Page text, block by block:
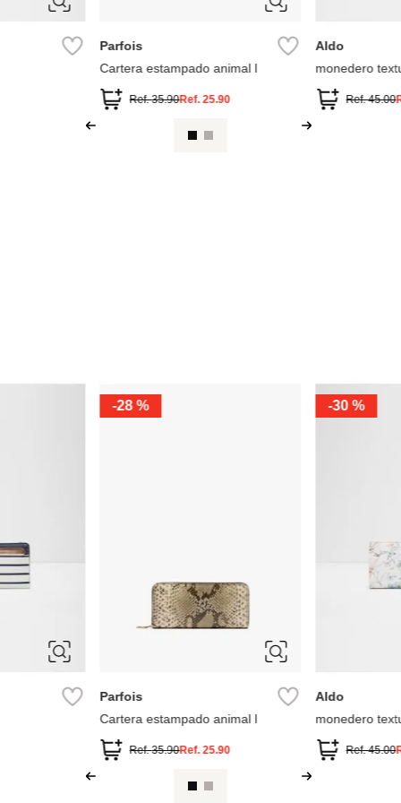
Textura
Parfois
Parfois Monedero Con Cremallera
Ref.22.90
Parfois
Parfois
Ref.32.90
Textura
Parfois
Parfois Monedero Con Cremallera
Ref.22.90
Parfois
Parfois
Ref.32.90